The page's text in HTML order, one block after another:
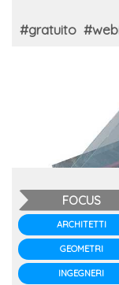
#gratuito
FOCUS
ARCHITETTI
GEOMETRI
INGEGNERI